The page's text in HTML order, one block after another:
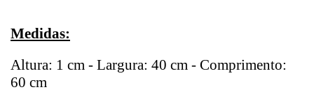
Medidas:
Altura: 1 cm - Largura: 40 cm - Comprimento:
60 cm